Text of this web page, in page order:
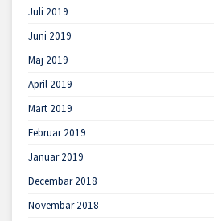
Juli 2019
Juni 2019
Maj 2019
April 2019
Mart 2019
Februar 2019
Januar 2019
Decembar 2018
Novembar 2018